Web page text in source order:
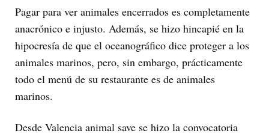
Pagar para ver animales encerrados es completamente
anacrónico e injusto. Además, se hizo hincapié en la
hipocresía de que el oceanográfico dice proteger a los
animales marinos, pero, sin embargo, prácticamente
todo el menú de su restaurante es de animales
marinos.
Desde Valencia animal save se hizo la convocatoria